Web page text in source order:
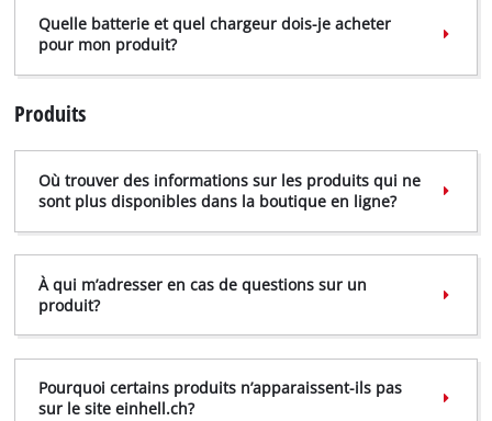
Quelle batterie et quel chargeur dois-je acheter
pour mon produit?
Produits
Où trouver des informations sur les produits qui ne
sont plus disponibles dans la boutique en ligne?
À qui m’adresser en cas de questions sur un
produit?
Pourquoi certains produits n’apparaissent-ils pas
sur le site einhell.ch?